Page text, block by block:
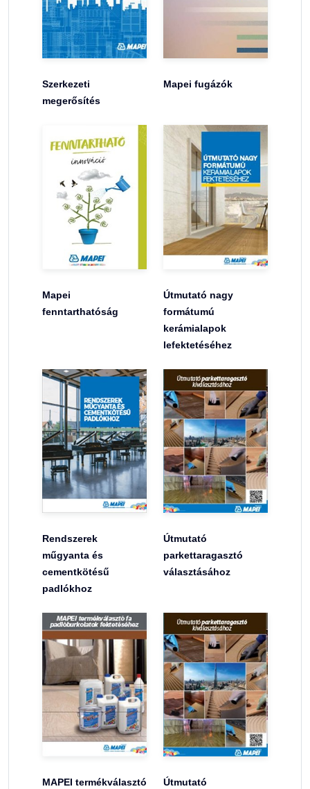
Szerkezeti
megerősítés
Mapei fugázók
Mapei
fenntarthatóság
Útmutató nagy
formátumú
kerámialapok
lefektetéséhez
Rendszerek
műgyanta és
cementkötésű
padlókhoz
Útmutató
parkettaragasztó
választásához
MAPEI termékválasztó
Útmutató